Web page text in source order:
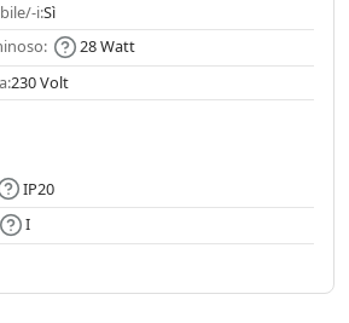
i:Sì
28 Watt
230 Volt
IP20
I